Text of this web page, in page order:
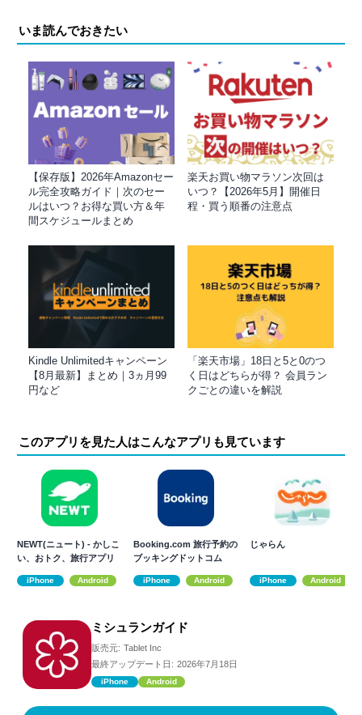
いま読んでおきたい
【保存版】2026年Amazonセー
ル完全攻略ガイド｜次のセー
ルはいつ？お得な買い方＆年
間スケジュールまとめ
楽天お買い物マラソン次回は
いつ？【2026年5月】開催日
程・買う順番の注意点
Kindle Unlimitedキャンペーン
【8月最新】まとめ｜3ヵ月99
円など
「楽天市場」18日と5と0のつ
く日はどちらが得？ 会員ラン
クごとの違いを解説
このアプリを見た人はこんなアプリも見ています
NEWT(ニュート) - かしこ
い、おトク、旅行アプリ
iPhone Android
Booking.com 旅行予約の
ブッキングドットコム
iPhone Android
じゃらん
iPhone Android
ミシュランガイド
販売元: Tablet Inc
最終アップデート日: 2026年7月18日
iPhone Android